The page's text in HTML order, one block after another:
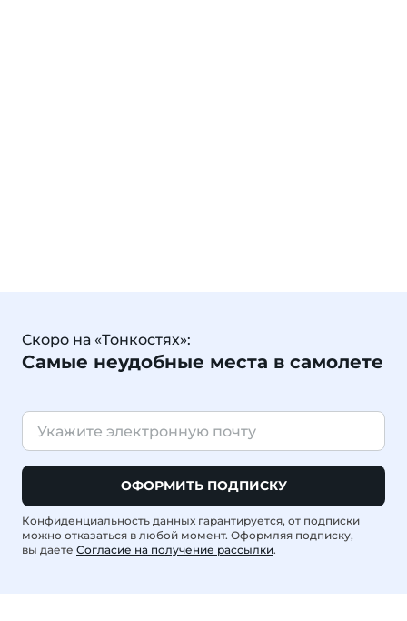
Скоро на «Тонкостях»:
Самые неудобные места в самолете
ОФОРМИТЬ ПОДПИСКУ
Конфиденциальность данных гарантируется, от подписки
можно отказаться в любой момент. Оформляя подписку,
вы даете Согласие на получение рассылки.